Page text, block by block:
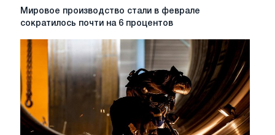
Мировое
производство
феврале
сократилось
почти
на
6
процентов
Мировое производство стали в феврале
сократилось почти на 6 процентов